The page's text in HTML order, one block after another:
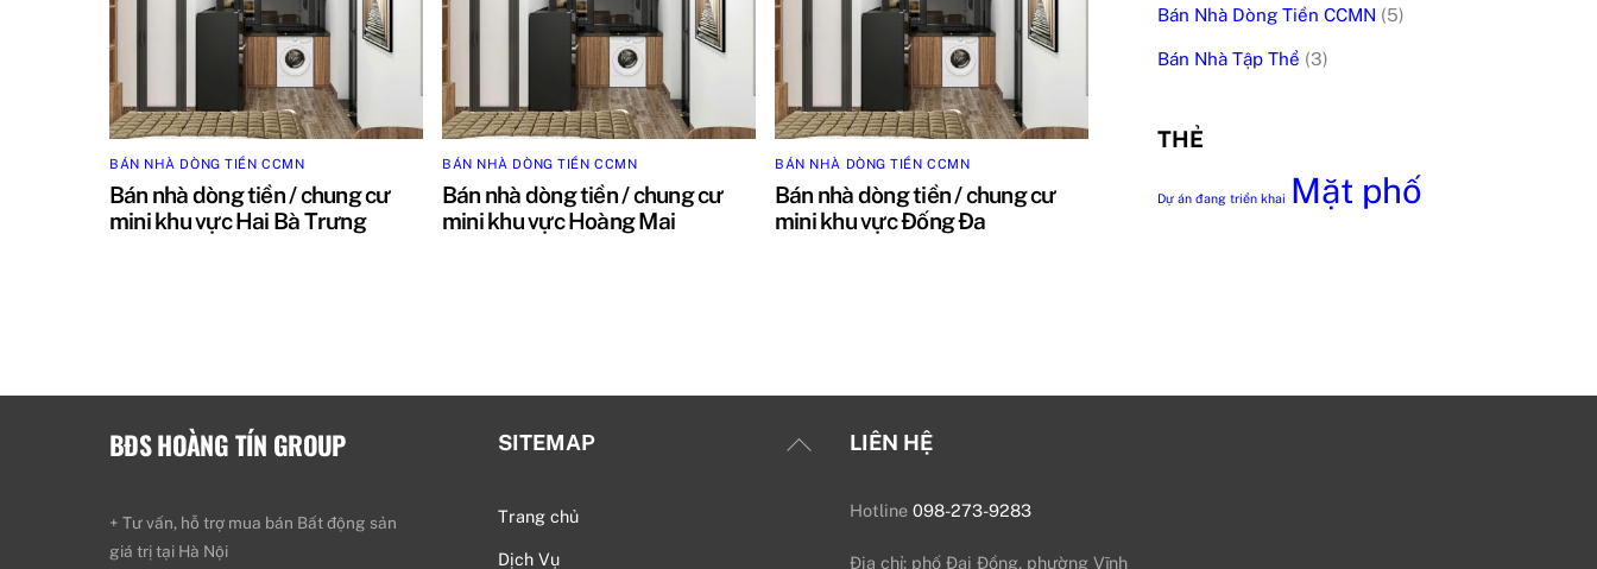
BÁN NHÀ DÒNG TIỀN CCMN
Bán nhà dòng tiền / chung cư
mini khu vực Hai Bà Trưng
BÁN NHÀ DÒNG TIỀN CCMN
Bán nhà dòng tiền / chung cư
mini khu vực Hoàng Mai
BÁN NHÀ DÒNG TIỀN CCMN
Bán nhà dòng tiền / chung cư
mini khu vực Đống Đa
Bán Nhà Dòng Tiền CCMN (5)
Bán Nhà Tập Thể (3)
THẺ
Dự án đang triển khai Mặt phố
Back
BĐS HOÀNG TÍN GROUP
+ Tư vấn, hỗ trợ mua bán Bất động sản
giá trị tại Hà Nội
SITEMAP
Trang chủ
Dịch Vụ
LIÊN HỆ
Hotline 098-273-9283
Địa chỉ: phố Đại Đồng, phường Vĩnh